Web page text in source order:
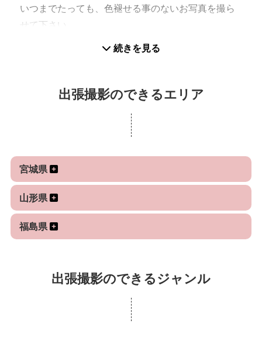
ョンに自信がありますので、自然な表情を引き出す
を発見する時間です。撮って終わりではない、新た
り、ご好評をいただいております。ぜひ、お客さま
に感動してもらえるお写真を提供出来ます様に、
日々努力また、スキルを磨いております。どうぞ宜
いつまでたっても、色褪せる事のないお写真を撮ら
せて下さい。
続きを見る
出張撮影のできるエリア
宮城県
山形県
福島県
出張撮影のできるジャンル